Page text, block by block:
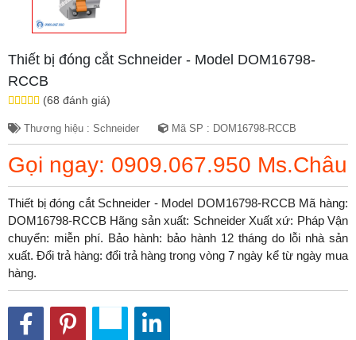
Thiết bị đóng cắt Schneider - Model DOM16798-
RCCB
(68 đánh giá)
Thương hiệu : Schneider Mã SP : DOM16798-RCCB
Gọi ngay: 0909.067.950 Ms.Châu
Thiết bị đóng cắt Schneider - Model DOM16798-RCCB Mã hàng:
DOM16798-RCCB Hãng sản xuất: Schneider Xuất xứ: Pháp Vận
chuyển: miễn phí. Bảo hành: bảo hành 12 tháng do lỗi nhà sản
xuất. Đổi trả hàng: đổi trả hàng trong vòng 7 ngày kể từ ngày mua
hàng.